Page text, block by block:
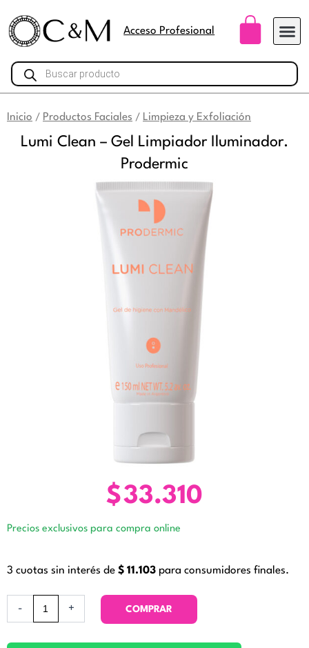
contenido
Acceso Profesional
Búsqueda
de
productos
Inicio / Productos Faciales / Limpieza y Exfoliación
Lumi Clean – Gel Limpiador Iluminador.
Prodermic
$33.310
Precios exclusivos para compra online
3 cuotas sin interés de $ 11.103 para consumidores finales.
-
Gel
+ COMPRAR